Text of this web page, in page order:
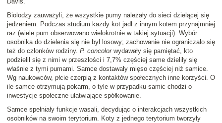
Biolodzy zauważyli, że wszystkie pumy należały do sieci dzielącej się
jedzeniem. Podczas studium każdy kot jadł z innym kotem przynajmniej
raz (wiele pum obserwowano wielokrotnie w takiej sytuacji). Wybór
osobnika do dzielenia się nie był losowy; zachowanie nie ograniczało się
też do członków rodziny. P. concolorwydawały się pamiętać, kto
podzielił się z nimi w przeszłości i 7,7% częściej same dzieliły się
właśnie z tymi pumami. Samce dostawały mięso częściej niż samice.
Wg naukowców, płcie czerpią z kontaktów społecznych inne korzyści. O
ile samce otrzymują pokarm, o tyle w przypadku samic chodzi o
inwestycje społeczne ułatwiające spółkowanie.
Samce spełniały funkcje wasali, decydując o interakcjach wszystkich
osobników na swoim terytorium. Koty z jednego terytorium tworzyły